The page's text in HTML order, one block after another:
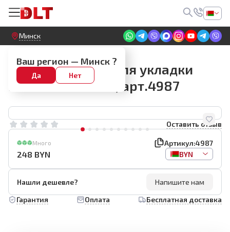
Круглосуточный! Прием заявок на сайте
Минск
Ваш регион — Минск ?
Да Нет
Вибрационные присоски
Виброприсоска для укладки
плитки Tiler Star, арт.4987
Оставить отзыв
Много Артикул:4987
248 BYN BYN
Нашли дешевле?
Напишите нам
Гарантия
Оплата Бесплатная доставка